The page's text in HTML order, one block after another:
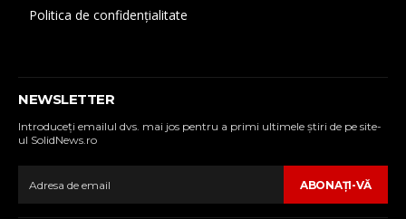
Politica de confidențialitate
NEWSLETTER
Introduceţi emailul dvs. mai jos pentru a primi ultimele ştiri de pe site-
ul SolidNews.ro
ABONAŢI-VĂ